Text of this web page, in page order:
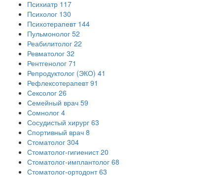
Психиатр 117
Психолог 130
Психотерапевт 144
Пульмонолог 52
Реабилитолог 22
Ревматолог 32
Рентгенолог 71
Репродуктолог (ЭКО) 41
Рефлексотерапевт 91
Сексолог 26
Семейный врач 59
Сомнолог 4
Сосудистый хирург 63
Спортивный врач 8
Стоматолог 304
Стоматолог-гигиенист 20
Стоматолог-имплантолог 68
Стоматолог-ортодонт 63